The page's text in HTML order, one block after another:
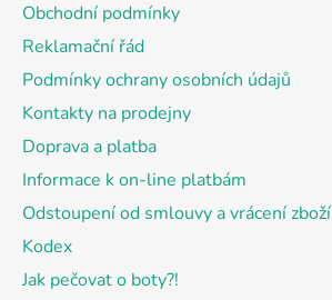
Obchodní podmínky
Reklamační řád
Podmínky ochrany osobních údajů
Kontakty na prodejny
Doprava a platba
Informace k on-line platbám
Odstoupení od smlouvy a vrácení zboží
Kodex
Jak pečovat o boty?!